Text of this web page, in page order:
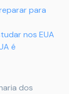
para
nos EUA
é
dos